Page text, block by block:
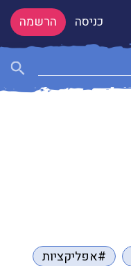
כניסה הרשמה
#אפליקציות